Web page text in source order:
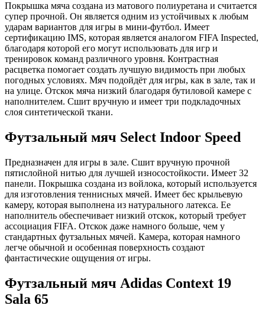
Покрышка мяча создана из матового полиуретана и считается
супер прочной. Он является одним из устойчивых к любым
ударам вариантов для игры в мини-футбол. Имеет
сертификацию IMS, которая является аналогом FIFA Inspected,
благодаря которой его могут использовать для игр и
тренировок команд различного уровня. Контрастная
расцветка помогает создать лучшую видимость при любых
погодных условиях. Мяч подойдёт для игры, как в зале, так и
на улице. Отскок мяча низкий благодаря бутиловой камере с
наполнителем. Сшит вручную и имеет три подкладочных
слоя синтетической ткани.
Футзальный мяч Select Indoor Speed
Предназначен для игры в зале. Сшит вручную прочной
пятислойной нитью для лучшей износостойкости. Имеет 32
панели. Покрышка создана из войлока, который используется
для изготовления теннисных мячей. Имеет бес крыльевую
камеру, которая выполнена из натурального латекса. Ее
наполнитель обеспечивает низкий отскок, который требует
ассоциация FIFA. Отскок даже намного больше, чем у
стандартных футзальных мячей. Камера, которая намного
легче обычной и особенная поверхность создают
фантастические ощущения от игры.
Футзальный мяч Adidas Context 19
Sala 65